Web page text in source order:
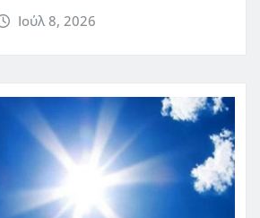
Ιούλ 8, 2026